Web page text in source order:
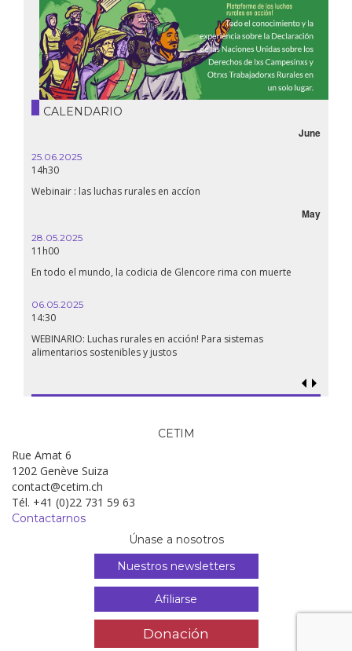
CALENDARIO
June
25.06.2025
14h30
Webinair : las luchas rurales en accíon
May
28.05.2025
11h00
En todo el mundo, la codicia de Glencore rima con muerte
06.05.2025
14:30
WEBINARIO: Luchas rurales en acción! Para sistemas
alimentarios sostenibles y justos
CETIM
Rue Amat 6
1202 Genève Suiza
contact@cetim.ch
Tél. +41 (0)22 731 59 63
Contactarnos
Únase a nosotros
Nuestros newsletters
Afiliarse
Donación